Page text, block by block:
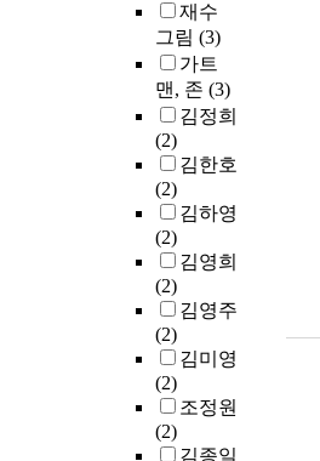
재수
그림 (3)
가트
맨, 존 (3)
김정희
(2)
김한호
(2)
김하영
(2)
김영희
(2)
김영주
(2)
김미영
(2)
조정원
(2)
김종일